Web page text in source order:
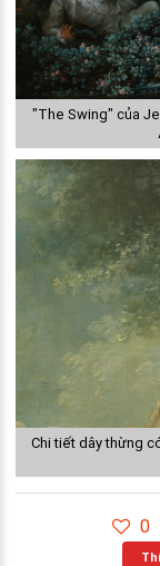
"The Swing" của
Chi tiết dây thừng
0